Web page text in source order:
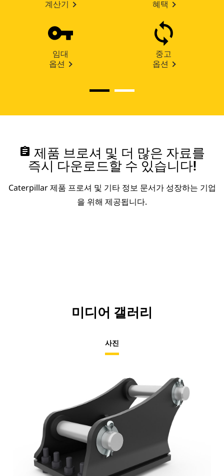
계산기 혜택
임대
옵션
중고
옵션
assignment 제품 브로셔 및 더 많은 자료를
즉시 다운로드할 수 있습니다!
Caterpillar 제품 프로셔 및 기타 정보 문서가 성장하는 기업
을 위해 제공됩니다.
미디어 갤러리
사진